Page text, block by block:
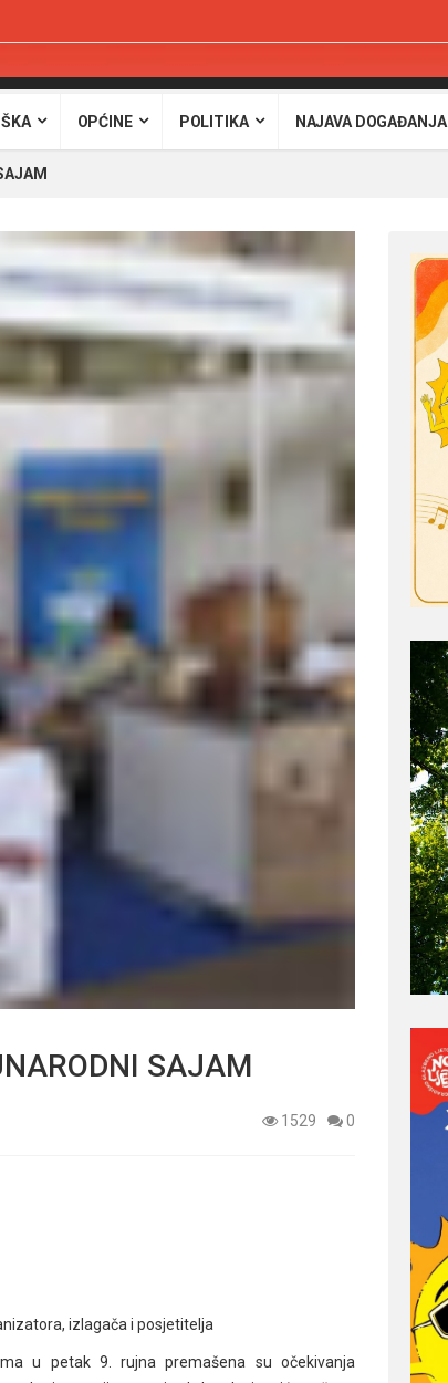
OPĆINE POLITIKA NAJAVA DOGAĐANJA
SAJAM
1529 0
izlagača i posjetitelja
u petak 9. rujna premašena su očekivanja